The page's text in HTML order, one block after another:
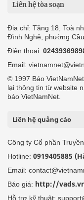
Liên hệ tòa soạn
Địa chỉ: Tầng 18, Toà
Đình Nghệ, phường
Điện thoại:
Email:
© 1997 Báo
lại thông tin từ website
báo VietNamNet.
Liên hệ quảng cáo
Công ty Cổ phần
Hotline: 0919405885
Email:
Báo giá: http://
Hỗ trợ kỹ thuật: